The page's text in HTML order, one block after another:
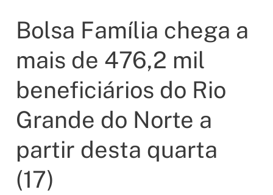
para
população
de
Extremoz
Bolsa Família chega a
mais de 476,2 mil
beneficiários do Rio
Grande do Norte a
partir desta quarta
(17)